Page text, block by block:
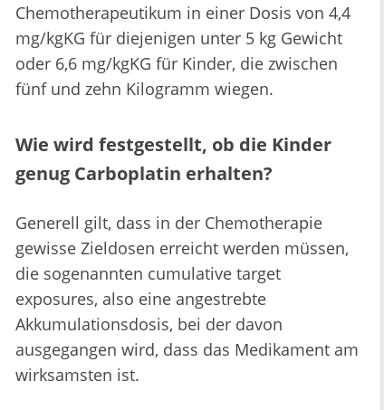
Chemotherapeutikum in einer Dosis von 4,4
mg/kgKG für diejenigen unter 5 kg Gewicht
oder 6,6 mg/kgKG für Kinder, die zwischen
fünf und zehn Kilogramm wiegen.
Wie wird festgestellt, ob die Kinder
genug Carboplatin erhalten?
Generell gilt, dass in der Chemotherapie
gewisse Zieldosen erreicht werden müssen,
die sogenannten cumulative target
exposures, also eine angestrebte
Akkumulationsdosis, bei der davon
ausgegangen wird, dass das Medikament am
wirksamsten ist.